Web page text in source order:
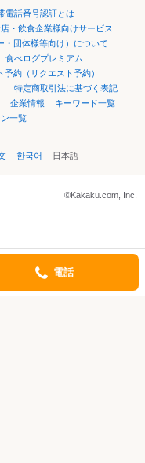
電話番号認証とは
・飲食企業様向けサービス
・団体様等向け）について
食べログプレミアム
予約（リクエスト予約）
特定商取引法に基づく表記
企業情報
キーワード一覧
一覧
한국어 日本語
©Kakaku.com, Inc.
電話